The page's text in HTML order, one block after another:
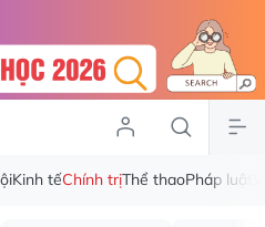
Kinh tếChính trịThể thaoPháp luật